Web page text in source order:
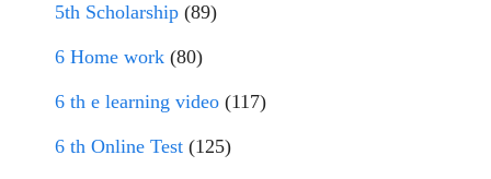
5th Scholarship (89)
6 Home work (80)
6 th e learning video (117)
6 th Online Test (125)